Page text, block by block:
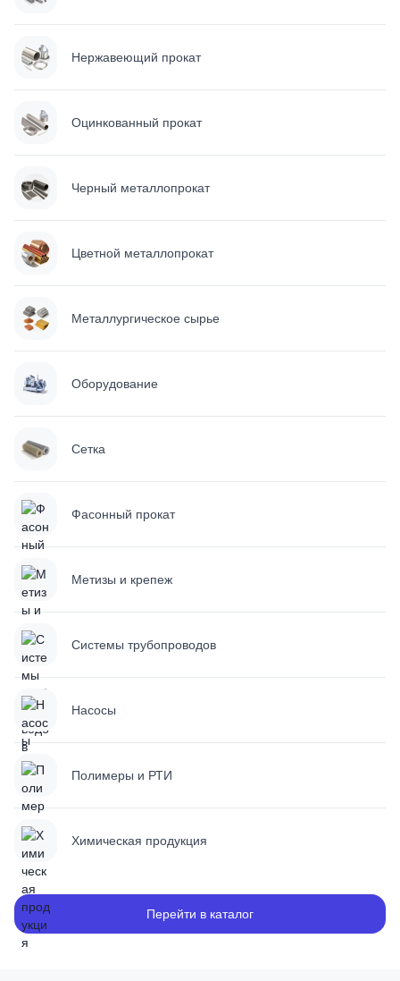
Нержавеющий прокат
Оцинкованный прокат
Черный металлопрокат
Цветной металлопрокат
Металлургическое сырье
Оборудование
Сетка
Фасонный прокат
Метизы и крепеж
Системы трубопроводов
Насосы
Полимеры и РТИ
Химическая продукция
Перейти в каталог